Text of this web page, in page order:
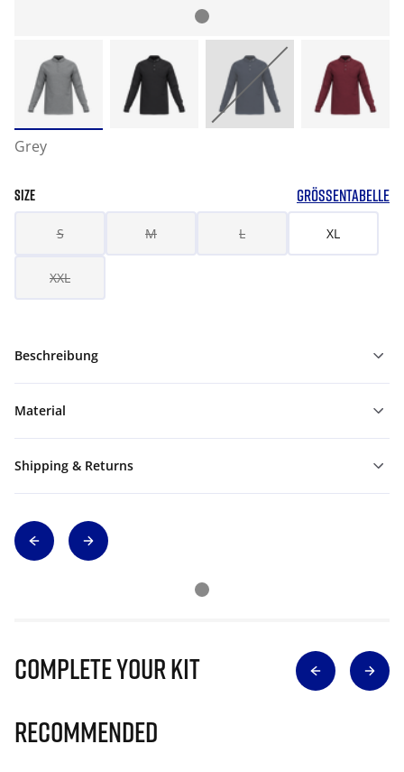
Grey
SIZE GRÖSSENTABELLE
S M L XL
XXL
Beschreibung
Material
Shipping & Returns
Complete Your Kit
Recommended